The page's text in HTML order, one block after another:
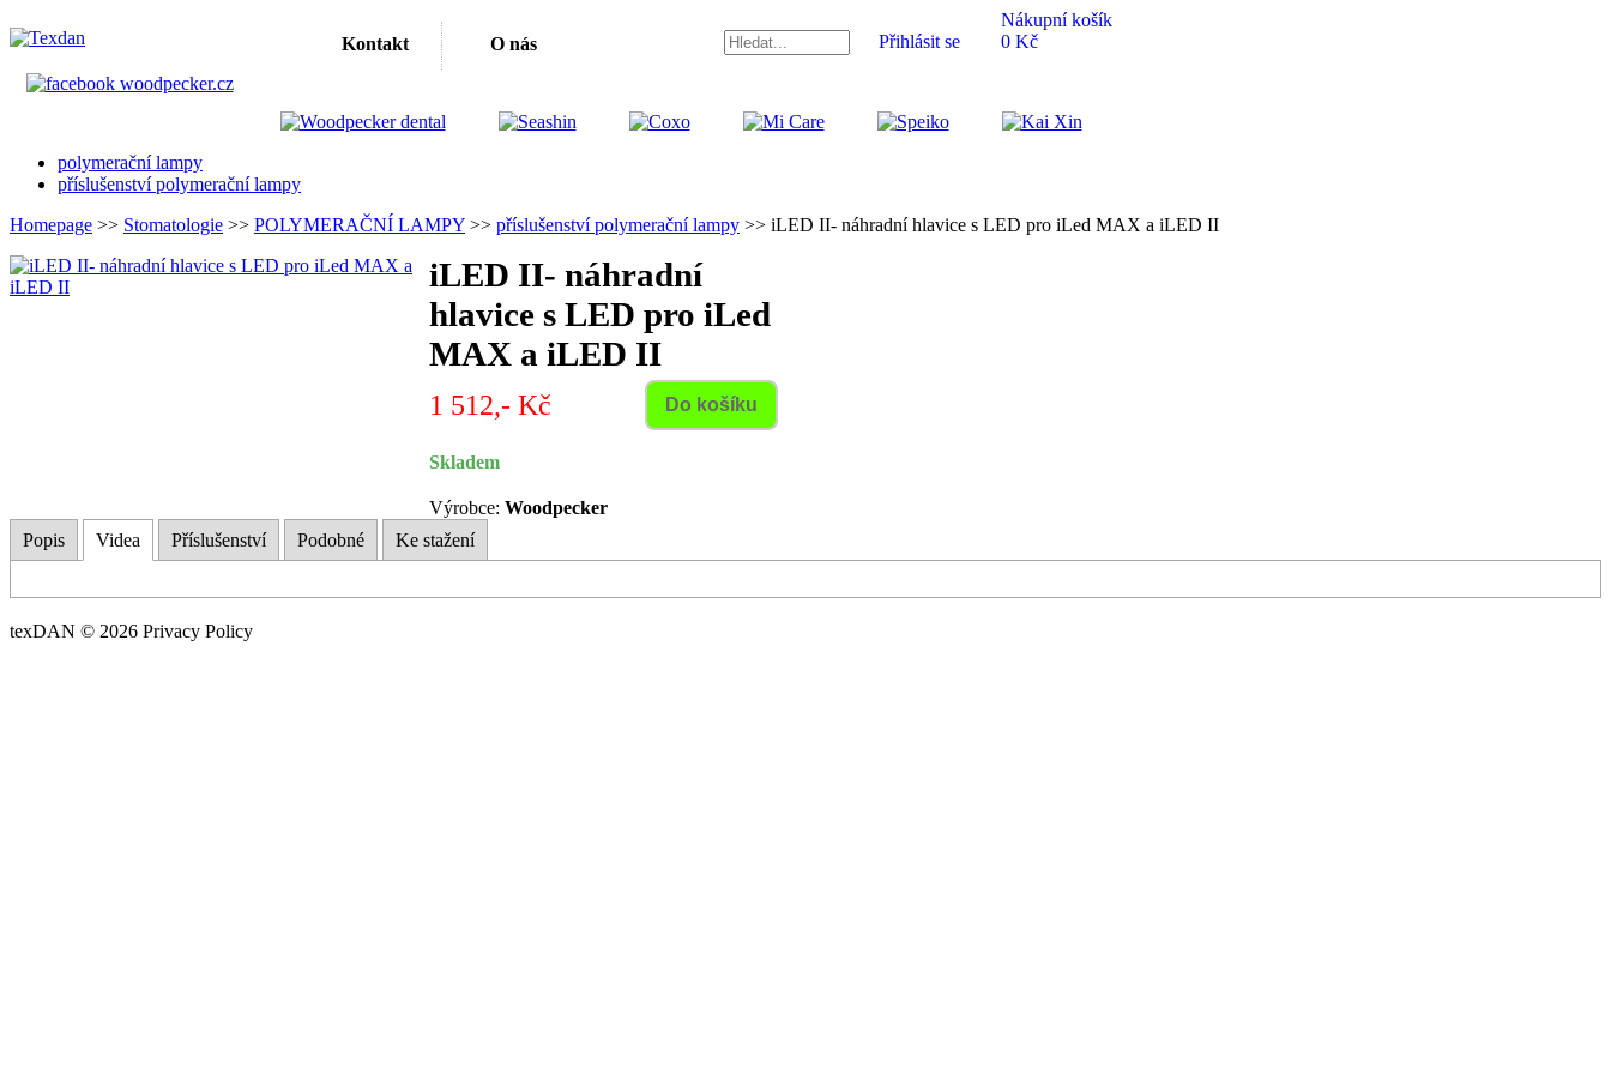
Kontakt O nás Přihlásit se
Nákupní košík
0 Kč
polymerační lampy
příslušenství polymerační lampy
Homepage >> Stomatologie >> POLYMERAČNÍ LAMPY >> příslušenství polymerační lampy >> iLED II- náhradní hlavice s LED pro iLed MAX a iLED II
iLED II- náhradní
hlavice s LED pro iLed
MAX a iLED II
1 512,- Kč
Skladem
Výrobce: Woodpecker
Popis
Videa Příslušenství Podobné Ke stažení
texDAN © 2026 Privacy Policy